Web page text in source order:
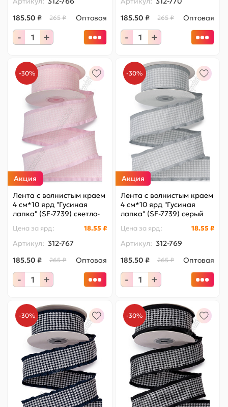
185.50 ₽
265 ₽ Оптовая
- +
185.50 ₽
265 ₽ Оптовая
- +
-30%
Акция
Лента с волнистым краем
4 см*10 ярд "Гусиная
лапка" (SF-7739) светло-
Цена за ярд: 18.55 ₽
Артикул: 312-767
185.50 ₽
265 ₽ Оптовая
- +
-30%
Акция
Лента с волнистым краем
4 см*10 ярд "Гусиная
лапка" (SF-7739) серый
Цена за ярд: 18.55 ₽
Артикул: 312-769
185.50 ₽
265 ₽ Оптовая
- +
-30% -30%